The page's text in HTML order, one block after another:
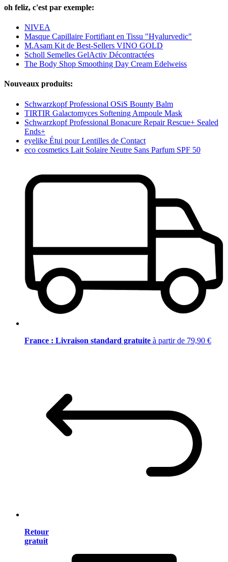
oh feliz, c'est par exemple:
NIVEA
Masque Capillaire Fortifiant en Tissu "Hyalurvedic"
M.Asam Kit de Best-Sellers VINO GOLD
Scholl Semelles GelActiv Décontractées
The Body Shop Smoothing Day Cream Edelweiss
Nouveaux produits:
Schwarzkopf Professional OSiS Bounty Balm
TIRTIR Galactomyces Softening Ampoule Mask
Schwarzkopf Professional Bonacure Repair Rescue+ Sealed
Ends+
eyelike Étui pour Lentilles de Contact
eco cosmetics Lait Solaire Neutre Sans Parfum SPF 50
France : Livraison standard gratuite à partir de 79,90 €
Retour
gratuit